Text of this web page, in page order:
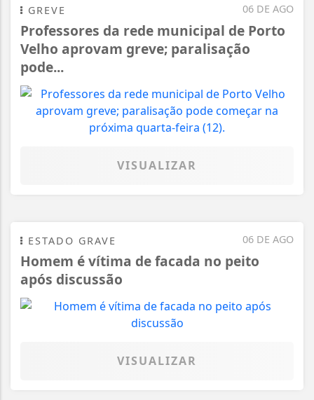
06 DE AGO
GREVE
Professores da rede municipal de Porto
Velho aprovam greve; paralisação
pode...
VISUALIZAR
06 DE AGO
ESTADO GRAVE
Homem é vítima de facada no peito
após discussão
VISUALIZAR